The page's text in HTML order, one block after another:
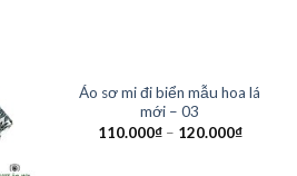
Áo sơ mi đi biển mẫu hoa lá
mới – 03
110.000₫– 120.000₫